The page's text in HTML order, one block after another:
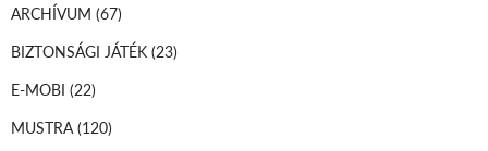
ARCHÍVUM (67)
BIZTONSÁGI JÁTÉK (23)
E-MOBI (22)
MUSTRA (120)